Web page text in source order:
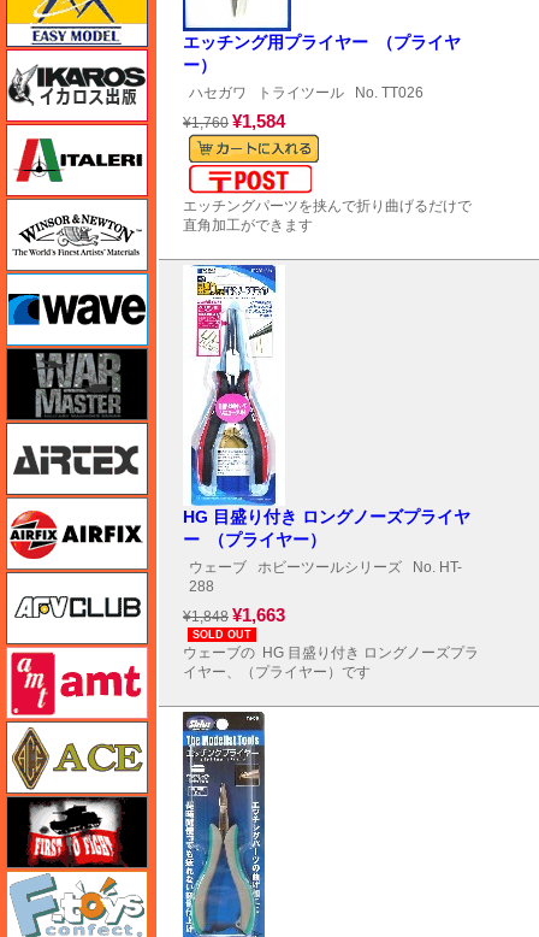
エッチング用プライヤー （プライヤ
ー）
ハセガワ トライツール No. TT026
¥1,760 ¥1,584
エッチングパーツを挟んで折り曲げるだけで
直角加工ができます
HG 目盛り付き ロングノーズプライヤ
ー （プライヤー）
ウェーブ ホビーツールシリーズ No. HT-
288
¥1,848 ¥1,663
SOLD OUT
ウェーブの HG 目盛り付き ロングノーズプラ
イヤー、（プライヤー）です
イカロス出版
イタレリ
ウインザー＆ニュートン
ウェーブ
ウォーマスターズ
エアテックス
エアフィックス
AFVクラブ
エース
エフトイズ